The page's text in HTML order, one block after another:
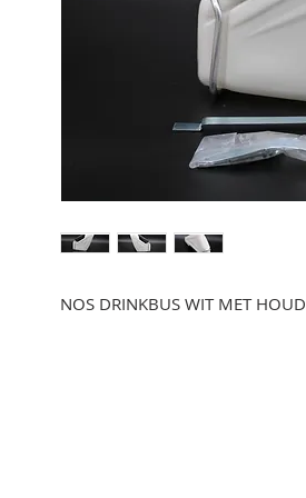
NOS DRINKBUS WIT MET